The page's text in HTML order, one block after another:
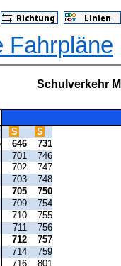
Fahrpläne
Schulverkehr
S
S
646
731
701
746
702
747
703
748
705
750
709
754
710
755
711
756
712
757
714
759
716
801